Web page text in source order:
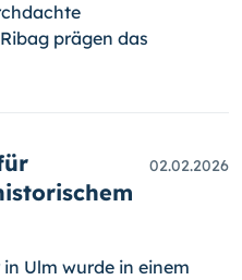
prägen das
02.02.2026
Ulm wurde in einem